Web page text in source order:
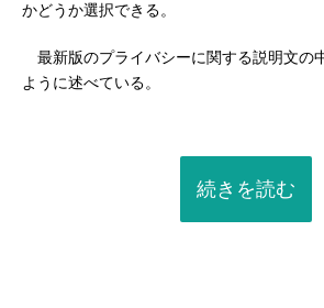
かどうか選択できる。
最新版のプライバシーに関する説明文の
ように述べている。
続きを読む